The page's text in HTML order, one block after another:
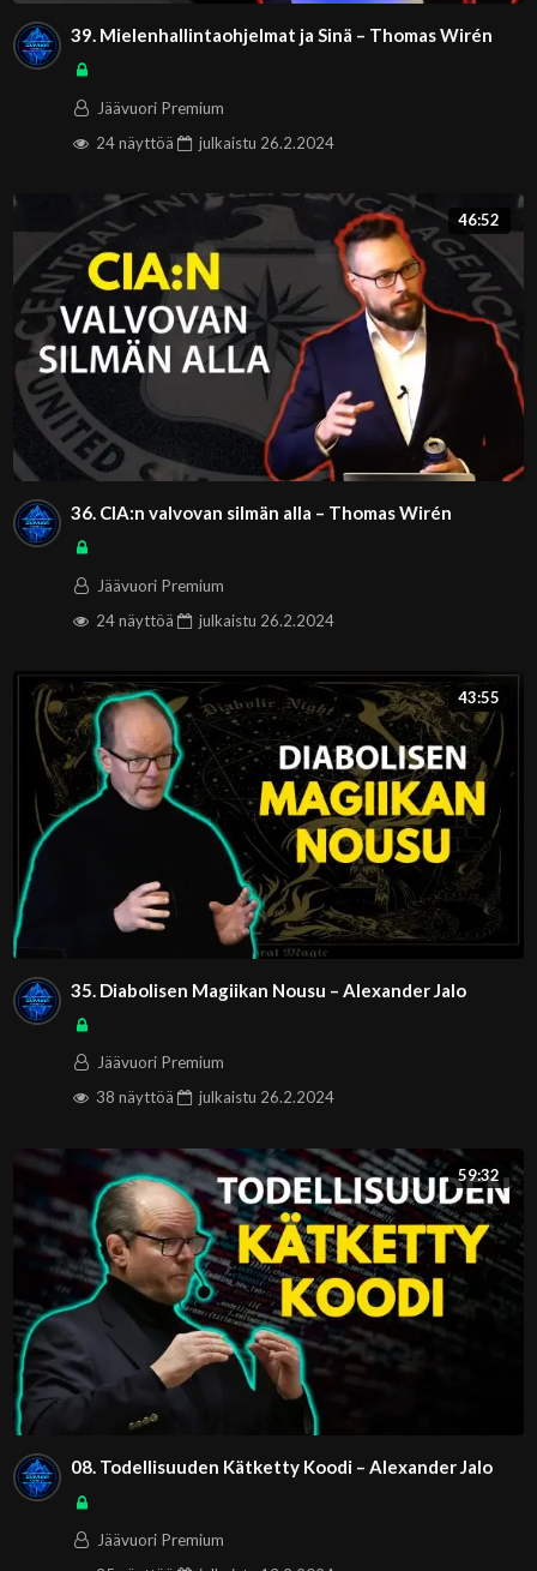
39. Mielenhallintaohjelmat ja Sinä – Thomas Wirén
Jäävuori Premium
24 näyttöä
julkaistu 26.2.2024
46:52
36. CIA:n valvovan silmän alla – Thomas Wirén
Jäävuori Premium
24 näyttöä
julkaistu 26.2.2024
43:55
35. Diabolisen Magiikan Nousu – Alexander Jalo
Jäävuori Premium
38 näyttöä
julkaistu 26.2.2024
59:32
08. Todellisuuden Kätketty Koodi – Alexander Jalo
Jäävuori Premium